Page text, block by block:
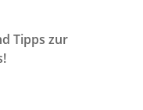
Tipps zur